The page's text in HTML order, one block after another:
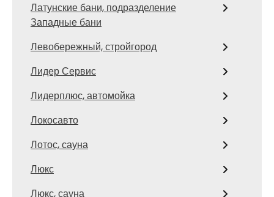
Латунские бани, подразделение
Западные бани
Левобережный, стройгород
Лидер Сервис
Лидерплюс, автомойка
Локосавто
Лотос, сауна
Люкс
Люкс, сауна